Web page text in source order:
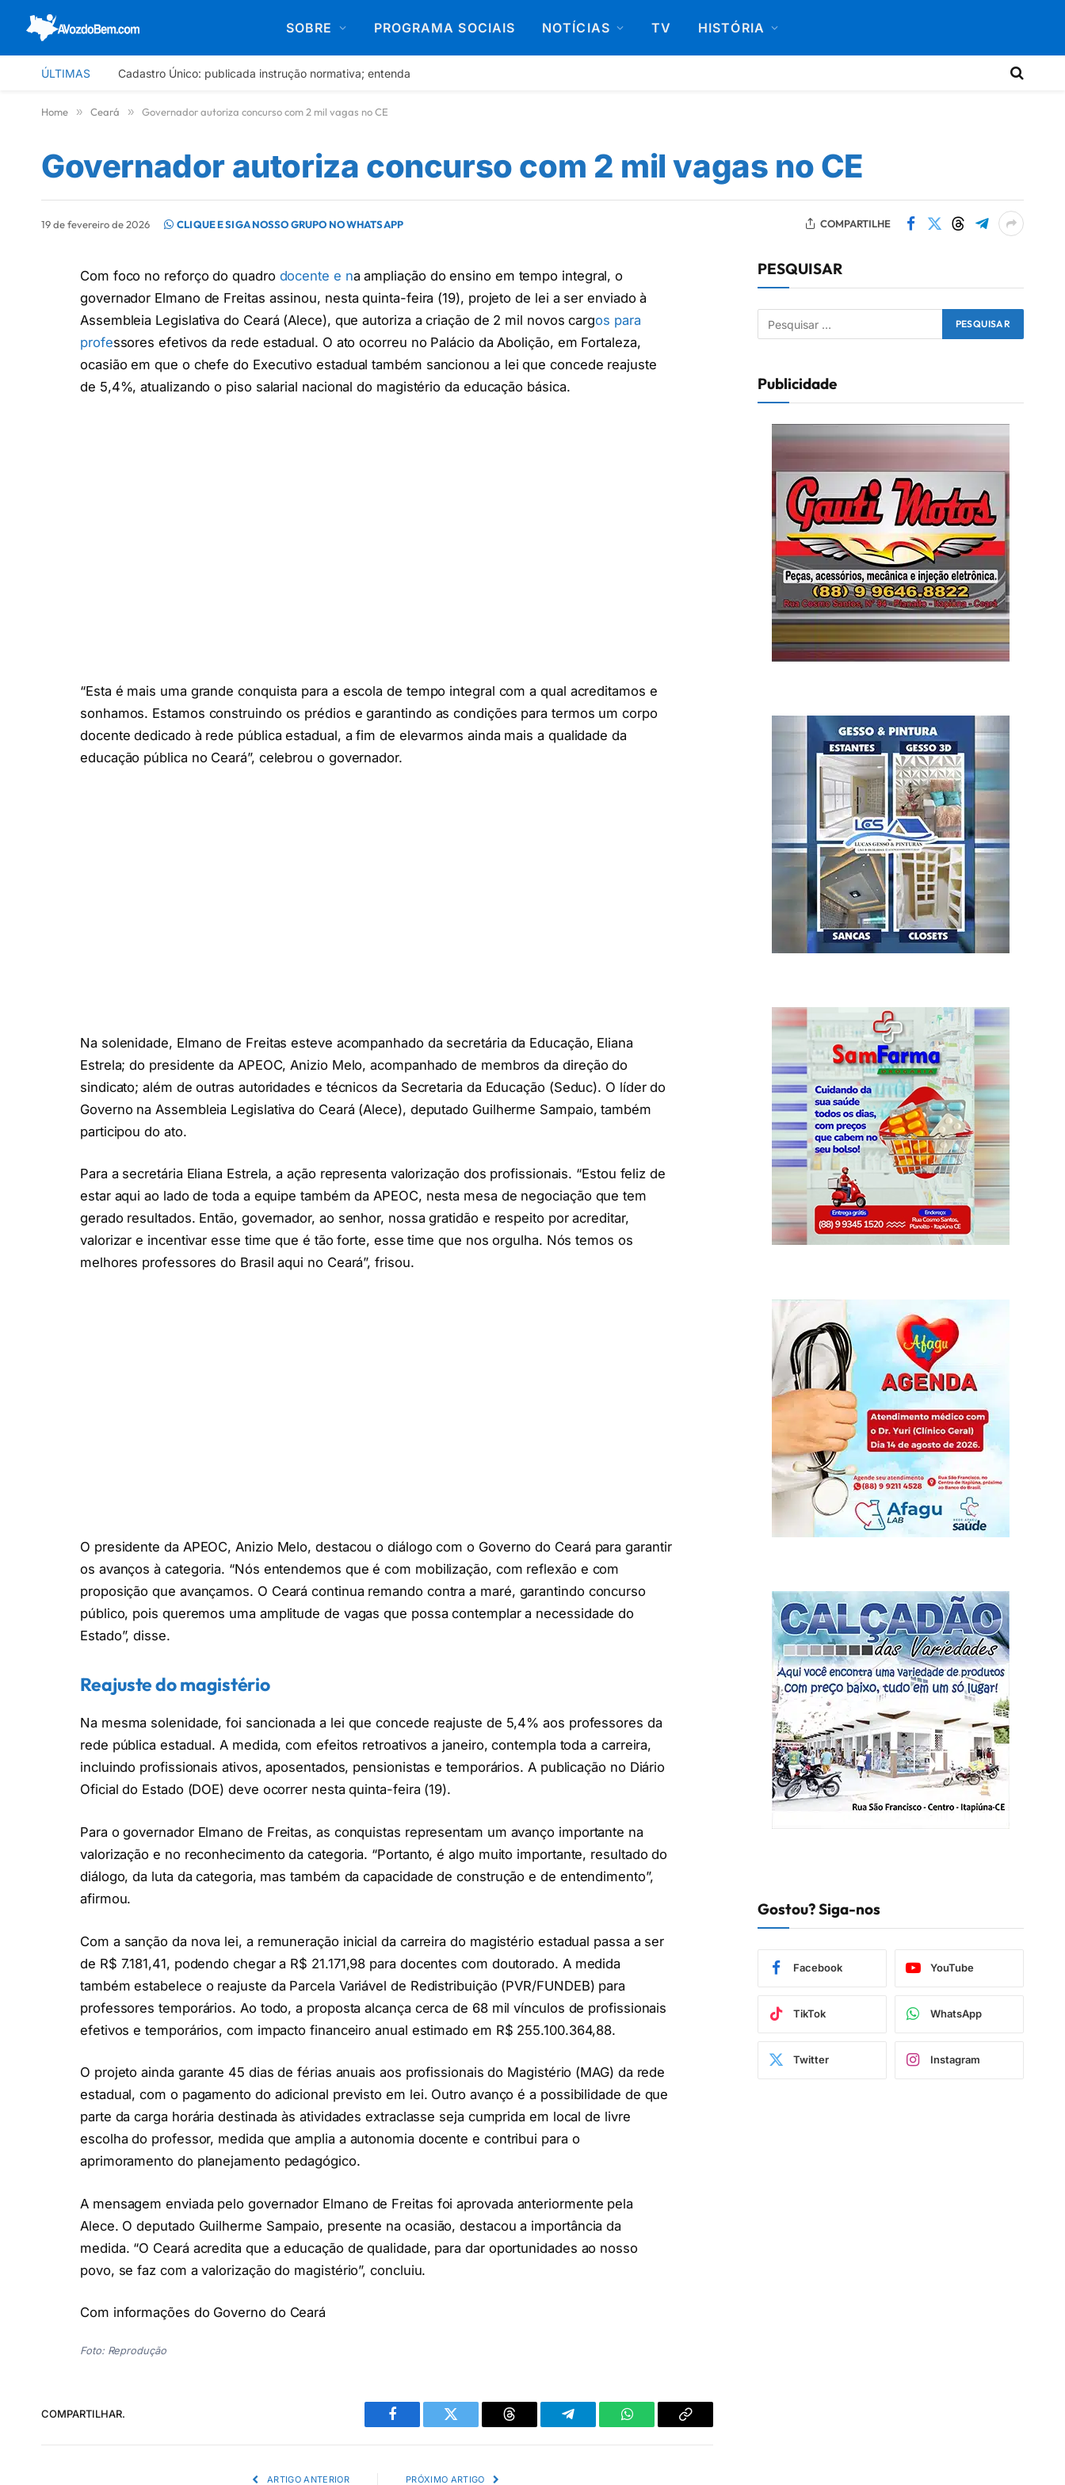
SOBRE PROGRAMA SOCIAIS NOTÍCIAS TV HISTÓRIA
ÚLTIMAS Cadastro Único: publicada instrução normativa; entenda
Home » Ceará » Governador autoriza concurso com 2 mil vagas no CE
Governador autoriza concurso com 2 mil vagas no CE
19 de fevereiro de 2026 CLIQUE E SIGA NOSSO GRUPO NO WHATSAPP COMPARTILHE
Com foco no reforço do quadro docente e na ampliação do ensino em tempo integral, o
governador Elmano de Freitas assinou, nesta quinta-feira (19), projeto de lei a ser enviado à
Assembleia Legislativa do Ceará (Alece), que autoriza a criação de 2 mil novos cargos para
professores efetivos da rede estadual. O ato ocorreu no Palácio da Abolição, em Fortaleza,
ocasião em que o chefe do Executivo estadual também sancionou a lei que concede reajuste
de 5,4%, atualizando o piso salarial nacional do magistério da educação básica.
“Esta é mais uma grande conquista para a escola de tempo integral com a qual acreditamos e
sonhamos. Estamos construindo os prédios e garantindo as condições para termos um corpo
docente dedicado à rede pública estadual, a fim de elevarmos ainda mais a qualidade da
educação pública no Ceará”, celebrou o governador.
Na solenidade, Elmano de Freitas esteve acompanhado da secretária da Educação, Eliana
Estrela; do presidente da APEOC, Anizio Melo, acompanhado de membros da direção do
sindicato; além de outras autoridades e técnicos da Secretaria da Educação (Seduc). O líder do
Governo na Assembleia Legislativa do Ceará (Alece), deputado Guilherme Sampaio, também
participou do ato.
Para a secretária Eliana Estrela, a ação representa valorização dos profissionais. “Estou feliz de
estar aqui ao lado de toda a equipe também da APEOC, nesta mesa de negociação que tem
gerado resultados. Então, governador, ao senhor, nossa gratidão e respeito por acreditar,
valorizar e incentivar esse time que é tão forte, esse time que nos orgulha. Nós temos os
melhores professores do Brasil aqui no Ceará”, frisou.
O presidente da APEOC, Anizio Melo, destacou o diálogo com o Governo do Ceará para garantir
os avanços à categoria. “Nós entendemos que é com mobilização, com reflexão e com
proposição que avançamos. O Ceará continua remando contra a maré, garantindo concurso
público, pois queremos uma amplitude de vagas que possa contemplar a necessidade do
Estado”, disse.
Reajuste do magistério
Na mesma solenidade, foi sancionada a lei que concede reajuste de 5,4% aos professores da
rede pública estadual. A medida, com efeitos retroativos a janeiro, contempla toda a carreira,
incluindo profissionais ativos, aposentados, pensionistas e temporários. A publicação no Diário
Oficial do Estado (DOE) deve ocorrer nesta quinta-feira (19).
Para o governador Elmano de Freitas, as conquistas representam um avanço importante na
valorização e no reconhecimento da categoria. “Portanto, é algo muito importante, resultado do
diálogo, da luta da categoria, mas também da capacidade de construção e de entendimento”,
afirmou.
Com a sanção da nova lei, a remuneração inicial da carreira do magistério estadual passa a ser
de R$ 7.181,41, podendo chegar a R$ 21.171,98 para docentes com doutorado. A medida
também estabelece o reajuste da Parcela Variável de Redistribuição (PVR/FUNDEB) para
professores temporários. Ao todo, a proposta alcança cerca de 68 mil vínculos de profissionais
efetivos e temporários, com impacto financeiro anual estimado em R$ 255.100.364,88.
O projeto ainda garante 45 dias de férias anuais aos profissionais do Magistério (MAG) da rede
estadual, com o pagamento do adicional previsto em lei. Outro avanço é a possibilidade de que
parte da carga horária destinada às atividades extraclasse seja cumprida em local de livre
escolha do professor, medida que amplia a autonomia docente e contribui para o
aprimoramento do planejamento pedagógico.
A mensagem enviada pelo governador Elmano de Freitas foi aprovada anteriormente pela
Alece. O deputado Guilherme Sampaio, presente na ocasião, destacou a importância da
medida. “O Ceará acredita que a educação de qualidade, para dar oportunidades ao nosso
povo, se faz com a valorização do magistério”, concluiu.
Com informações do Governo do Ceará
Foto: Reprodução
COMPARTILHAR.
Facebook Twitter Threads Telegram WhatsAppCopiar
ARTIGO ANTERIOR PRÓXIMO ARTIGO
PESQUISAR
Publicidade
Gostou? Siga-nos
Facebook YouTube
TikTok WhatsApp
Twitter Instagram